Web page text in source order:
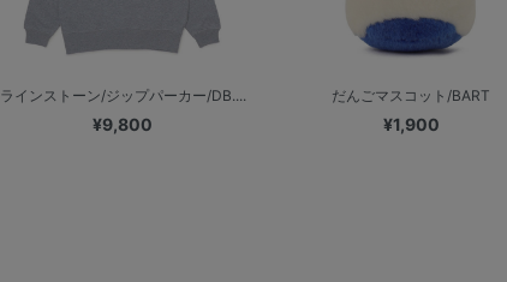
ラインストーン/ジップパーカー/DB....
¥9,800
だんごマスコット/BART
¥1,900